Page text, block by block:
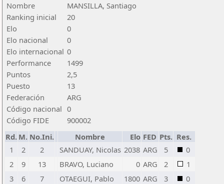
Nombre
MANSILLA, Santiago
Ranking inicial
20
Elo
0
Elo nacional
0
Elo internacional 0
Performance
1499
Puntos
2,5
Puesto
13
Federación
ARG
Código nacional 0
Código FIDE
900002
Rd. M. No.Ini. Nombre Elo FED Pts. Res.
1
2 2 SANDUAY, Nicolas 2038 ARG 5
0
2
9 13 BRAVO, Luciano 0 ARG 2
1
3
6 7 OTAEGUI, Pablo 1800 ARG 3
0